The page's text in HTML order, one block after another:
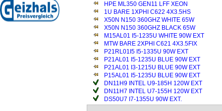
HPE ML350 GEN11 LFF XEON
1U BARE 1XPHI C622 4X3.5HS
X50N N150 360GHZ WHITE 65W
X50N N150 360GHZ BLACK 65W
M15AL01 I5-1235U WHITE 90W EXT
MTW BARE 2XPHI C621 4X3.5FIX
P21RL01I5 I5-1335U 90W EXT
P21AL01 I5-1235U BLUE 90W EXT
P21AL01 I3-1215U BLUE 90W EXT
P15AL01 I5-1235U BLUE 90W EXT
DN11H9 INTEL U9-185H 120W EXT
DN11H7 INTEL U7-155H 120W EXT
DS50U7 I7-1355U 90W EXT.